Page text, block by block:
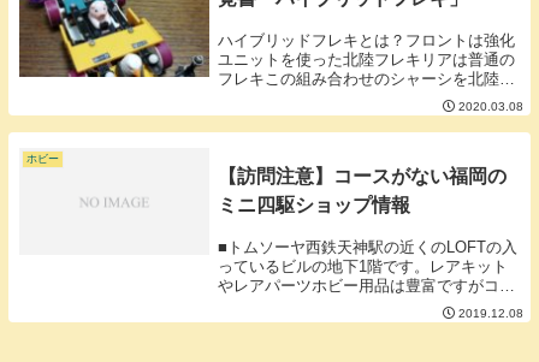
ハイブリッドフレキとは？フロントは強化
ユニットを使った北陸フレキリアは普通の
フレキこの組み合わせのシャーシを北陸フ
レキというそうです。■普通のフレキとの
違い・作るのが簡単・スラストが抜けない
北陸フレキと普通のフレキのいいとこ取り
2020.03.08
ホビー
【訪問注意】コースがない福岡の
ミニ四駆ショップ情報
■トムソーヤ西鉄天神駅の近くのLOFTの入
っているビルの地下1階です。レアキット
やレアパーツホビー用品は豊富ですがコー
スは見当たりませんでした。どうやら香椎
駅付近の会場を借りて定例で走行会を行っ
2019.12.08